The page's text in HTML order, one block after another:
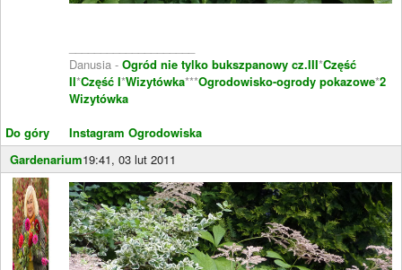
Do góry
Danusia - Ogród nie tylko bukszpanowy cz.III*Część
II*Część I*Wizytówka***Ogrodowisko-ogrody pokazowe*2
Wizytówka
Instagram Ogrodowiska
Gardenarium19:41, 03 lut 2011